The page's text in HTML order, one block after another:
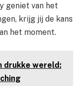
geniet van het
krijg jij de kans
het moment.
drukke wereld: